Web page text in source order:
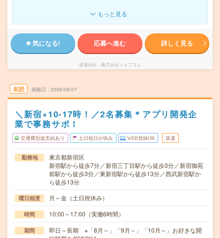
もっと見る
気になる! 応募へ進む 詳しく見る
派遣会社 株式会社ジョブコム
未読 掲載日 2026/08/07
＼新宿×10-17時！／2名募集＊アプリ開発企
業で事務サポ！
交通費別途支給あり 土日祝日が休み WEB登録OK 派遣
勤務地
東京都新宿区
新宿駅から徒歩7分／新宿三丁目駅から徒歩3分／新宿御苑
前駅から徒歩3分／東新宿駅から徒歩13分／西武新宿駅か
ら徒歩13分
曜日頻度 月～金（土日祝休み）
時間 10:00～17:00（実働6時間）
期間
即日～長期 ※「8月～」「9月～」「10月～」お好きな開